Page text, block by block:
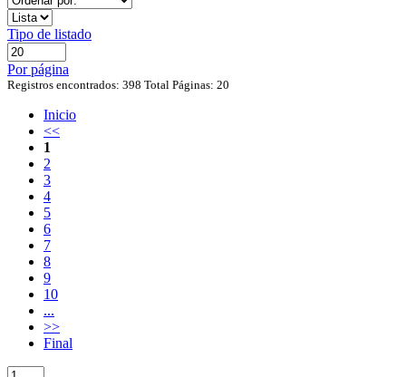
Tipo de listado
Por página
Registros encontrados: 398 Total Páginas: 20
Inicio
<<
1
2
3
4
5
6
7
8
9
10
...
>>
Final